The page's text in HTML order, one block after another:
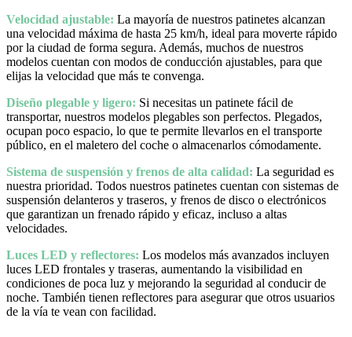
Velocidad ajustable: La mayoría de nuestros patinetes alcanzan
una velocidad máxima de hasta 25 km/h, ideal para moverte rápido
por la ciudad de forma segura. Además, muchos de nuestros
modelos cuentan con modos de conducción ajustables, para que
elijas la velocidad que más te convenga.
Diseño plegable y ligero: Si necesitas un patinete fácil de
transportar, nuestros modelos plegables son perfectos. Plegados,
ocupan poco espacio, lo que te permite llevarlos en el transporte
público, en el maletero del coche o almacenarlos cómodamente.
Sistema de suspensión y frenos de alta calidad: La seguridad es
nuestra prioridad. Todos nuestros patinetes cuentan con sistemas de
suspensión delanteros y traseros, y frenos de disco o electrónicos
que garantizan un frenado rápido y eficaz, incluso a altas
velocidades.
Luces LED y reflectores: Los modelos más avanzados incluyen
luces LED frontales y traseras, aumentando la visibilidad en
condiciones de poca luz y mejorando la seguridad al conducir de
noche. También tienen reflectores para asegurar que otros usuarios
de la vía te vean con facilidad.